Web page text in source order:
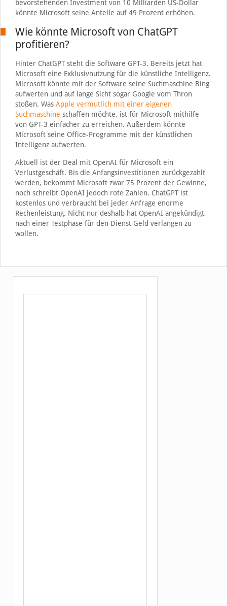
bevorstehenden Investment von 10 Milliarden US-Dollar
könnte Microsoft seine Anteile auf 49 Prozent erhöhen.
Wie könnte Microsoft von ChatGPT
profitieren?
Hinter ChatGPT steht die Software GPT-3. Bereits jetzt hat
Microsoft eine Exklusivnutzung für die künstliche Intelligenz.
Microsoft könnte mit der Software seine Suchmaschine Bing
aufwerten und auf lange Sicht sogar Google vom Thron
stoßen. Was Apple vermutlich mit einer eigenen
Suchmaschine schaffen möchte, ist für Microsoft mithilfe
von GPT-3 einfacher zu erreichen. Außerdem könnte
Microsoft seine Office-Programme mit der künstlichen
Intelligenz aufwerten.
Aktuell ist der Deal mit OpenAI für Microsoft ein
Verlustgeschäft. Bis die Anfangsinvestitionen zurückgezahlt
werden, bekommt Microsoft zwar 75 Prozent der Gewinne,
noch schreibt OpenAI jedoch rote Zahlen. ChatGPT ist
kostenlos und verbraucht bei jeder Anfrage enorme
Rechenleistung. Nicht nur deshalb hat OpenAI angekündigt,
nach einer Testphase für den Dienst Geld verlangen zu
wollen.